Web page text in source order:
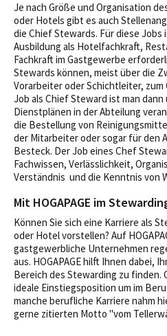
Je nach Größe und Organisation
oder Hotels gibt es auch
die Chief Stewards. Für diese Jobs
Ausbildung als Hotelfachkraft,
Fachkraft im Gastgewerbe
Stewards können, meist über die
Vorarbeiter oder Schichtleiter,
Job als Chief Steward ist man
Dienstplänen in der Abteilung
die Bestellung von
der Mitarbeiter oder sogar für den
Besteck. Der Job eines Chef
Fachwissen, Verlässlichkeit,
Verständnis und die Kenntnis von
Mit HOGAPAGE im
Können Sie sich eine Karriere als
oder Hotel vorstellen? Auf
gastgewerbliche Unternehmen
aus. HOGAPAGE hilft Ihnen dabei,
Bereich des Stewarding zu finden.
ideale Einstiegsposition um im
manche berufliche Karriere nahm
gerne zitierten Motto "vom